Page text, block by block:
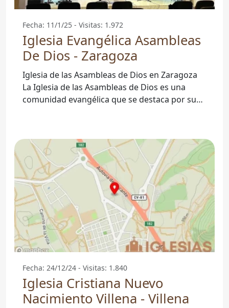
Fecha: 11/1/25 - Visitas: 1.972
Iglesia Evangélica Asambleas
De Dios - Zaragoza
Iglesia de las Asambleas de Dios en Zaragoza
La Iglesia de las Asambleas de Dios es una
comunidad evangélica que se destaca por su
Fecha: 24/12/24 - Visitas: 1.840
Iglesia Cristiana Nuevo
Nacimiento Villena - Villena